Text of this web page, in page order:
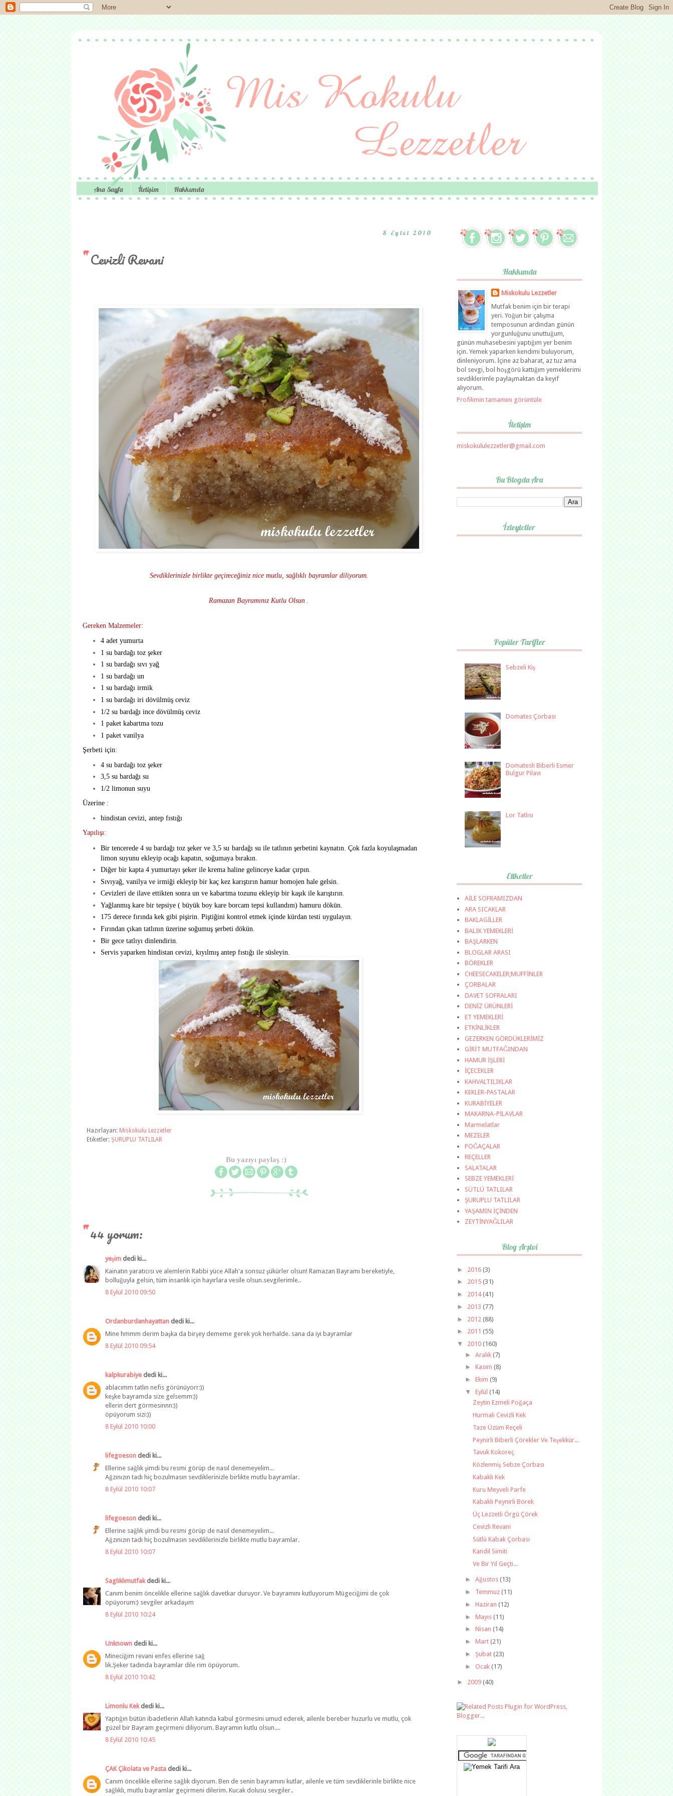
Ana Sayfa İletişim Hakkımda
8 Eylül 2010
Cevizli Revani
Sevdiklerinizle birlikte geçireceğiniz nice mutlu, sağlıklı bayramlar diliyorum.
Ramazan Bayramınız Kutlu Olsun .
Gereken Malzemeler:
4 adet yumurta
1 su bardağı toz şeker
1 su bardağı sıvı yağ
1 su bardağı un
1 su bardağı irmik
1 su bardağı iri dövülmüş ceviz
1/2 su bardağı ince dövülmüş ceviz
1 paket kabartma tozu
1 paket vanilya
Şerbeti için:
4 su bardağı toz şeker
3,5 su bardağı su
1/2 limonun suyu
Üzerine :
hindistan cevizi, antep fıstığı
Yapılışı:
Bir tencerede 4 su bardağı toz şeker ve 3,5 su bardağı su ile tatlının şerbetini kaynatın. Çok fazla koyulaşmadan
limon suyunu ekleyip ocağı kapatın, soğumaya bırakın.
Diğer bir kapta 4 yumurtayı şeker ile krema haline gelinceye kadar çırpın.
Sıvıyağ, vanilya ve irmiği ekleyip bir kaç kez karıştırın hamur homojen hale gelsin.
Cevizleri de ilave ettikten sonra un ve kabartma tozunu ekleyip bir kaşık ile karıştırın.
Yağlanmış kare bir tepsiye ( büyük boy kare borcam tepsi kullandım) hamuru dökün.
175 derece fırında kek gibi pişirin. Piştiğini kontrol etmek içinde kürdan testi uygulayın.
Fırından çıkan tatlının üzerine soğumuş şerbeti dökün.
Bir gece tatlıyı dinlendirin.
Servis yaparken hindistan cevizi, kıyılmış antep fıstığı ile süsleyin.
Hazırlayan: Miskokulu Lezzetler
Etiketler: ŞURUPLU TATLILAR
Bu yazıyı paylaş :)
44 yorum:
yeşim dedi ki...
Kainatın yaratıcısı ve alemlerin Rabbi yüce Allah'a sonsuz şükürler olsun! Ramazan Bayramı bereketiyle,
bolluğuyla gelsin, tüm insanlık için hayırlara vesile olsun.sevgilerimle..
8 Eylül 2010 09:50
Ordanburdanhayattan dedi ki...
Mine hmmm derim başka da birşey dememe gerek yok herhalde. sana da iyi bayramlar
8 Eylül 2010 09:54
kalpkurabiye dedi ki...
ablacımm tatlın nefis görünüyorr:))
keşke bayramda size gelsemm:))
ellerin dert görmesinnn:))
öpüyorum sizi:))
8 Eylül 2010 10:00
lifegoeson dedi ki...
Ellerine sağlık şimdi bu resmi görüp de nasıl denemeyelim...
Ağzınızın tadı hiç bozulmasın sevdiklerinizle birlikte mutlu bayramlar.
8 Eylül 2010 10:07
lifegoeson dedi ki...
Ellerine sağlık şimdi bu resmi görüp de nasıl denemeyelim...
Ağzınızın tadı hiç bozulmasın sevdiklerinizle birlikte mutlu bayramlar.
8 Eylül 2010 10:07
Saglıklımutfakdedi ki...
Canım benim öncelikle ellerine sağlık davetkar duruyor. Ve bayramını kutluyorum Mügeciğimi de çok
öpüyorum:) sevgiler arkadaşım
8 Eylül 2010 10:24
Unknown dedi ki...
Mineciğim revani enfes ellerine sağ
lık.Şeker tadında bayramlar dile rim öpüyorum.
8 Eylül 2010 10:42
Limonlu Kekdedi ki...
Yaptığın bütün ibadetlerin Allah katında kabul görmesini umud ederek, ailenle bereber huzurlu ve mutlu, çok
güzel bir Bayram geçirmeni diliyorum. Bayramın kutlu olsun....
8 Eylül 2010 10:45
ÇAK Çikolata ve Pasta dedi ki...
Canım öncelikle ellerine sağlık diyorum. Ben de senin bayramını kutlar, ailenle ve tüm sevdiklerinle birlikte nice
sağlıklı, mutlu bayramlar geçirmeni dilerim. Kucak dolusu sevgiler..
Hakkımda
Miskokulu Lezzetler
Mutfak benim için bir terapi
yeri. Yoğun bir çalışma
temposunun ardından günün
yorgunluğunu unuttuğum,
günün muhasebesini yaptığım yer benim
için. Yemek yaparken kendimi buluyorum,
dinleniyorum. İçine az baharat, az tuz ama
bol sevgi, bol hoşgörü kattığım yemeklerimi
sevdiklerimle paylaşmaktan da keyif
alıyorum.
Profilimin tamamını görüntüle
İletişim
miskokululezzetler@gmail.com
Bu Blogda Ara
İzleyiciler
Popüler Tarifler
Sebzeli Kiş
Domates Çorbası
Domatesli Biberli Esmer
Bulgur Pilavı
Lor Tatlısı
Etiketler
AİLE SOFRAMIZDAN
ARA SICAKLAR
BAKLAGİLLER
BALIK YEMEKLERİ
BAŞLARKEN
BLOGLAR ARASI
BÖREKLER
CHEESECAKELER;MUFFİNLER
ÇORBALAR
DAVET SOFRALARI
DENİZ ÜRÜNLERİ
ET YEMEKLERİ
ETKİNLİKLER
GEZERKEN GÖRDÜKLERİMİZ
GİRİT MUTFAĞINDAN
HAMUR İŞLERİ
İÇECEKLER
KAHVALTILIKLAR
KEKLER-PASTALAR
KURABİYELER
MAKARNA-PİLAVLAR
Marmelatlar
MEZELER
POĞAÇALAR
REÇELLER
SALATALAR
SEBZE YEMEKLERİ
SÜTLÜ TATLILAR
ŞURUPLU TATLILAR
YAŞAMIN İÇİNDEN
ZEYTİNYAĞLILAR
Blog Arşivi
► 2016 (3)
► 2015 (31)
► 2014(41)
► 2013 (77)
► 2012 (88)
► 2011 (55)
▼ 2010 (160)
► Aralık (7)
► Kasım (8)
► Ekim (9)
▼ Eylül (14)
Zeytin Ezmeli Poğaça
Hurmalı Cevizli Kek
Taze Üzüm Reçeli
Peynirli Biberli Çörekler Ve Teşekkür...
Tavuk Kokoreç
Közlenmiş Sebze Çorbası
Kabaklı Kek
Kuru Meyveli Parfe
Kabaklı Peynirli Börek
Üç Lezzetli Örgü Çörek
Cevizli Revani
Sütlü Kabak Çorbası
Kandil Simiti
Ve Bir Yıl Geçti...
► Ağustos (13)
► Temmuz (11)
► Haziran (12)
► Mayıs (11)
► Nisan (14)
► Mart (21)
► Şubat (23)
► Ocak (17)
► 2009 (40)